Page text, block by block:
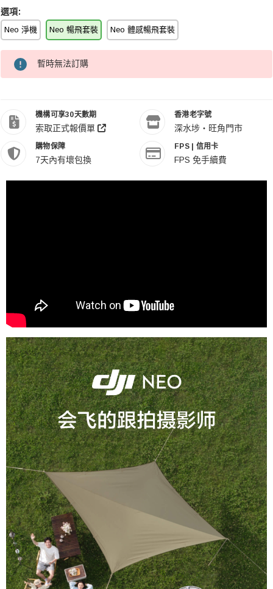
選項:
Neo 淨機 Neo 暢飛套裝 Neo 體感暢飛套裝
暫時無法訂購
機構可享30天數期
索取正式報價單
香港老字號
深水埗・旺角門市
購物保障
7天內有壞包換
FPS | 信用卡
FPS 免手續費